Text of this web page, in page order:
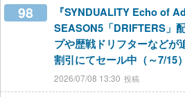
98
『SYNDUALITY Echo of
SEASON5「DRIFTERS」
プや歴戦ドリフターなどが
割引にてセール中（～7/15）
2026/07/08 13:30